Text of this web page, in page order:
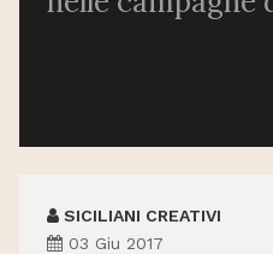
SICILIANI CREATIVI
03 Giu 2017